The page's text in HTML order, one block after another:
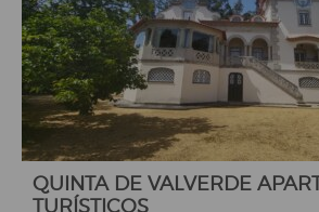
QUINTA DE VALVERDE
TURÍSTICOS